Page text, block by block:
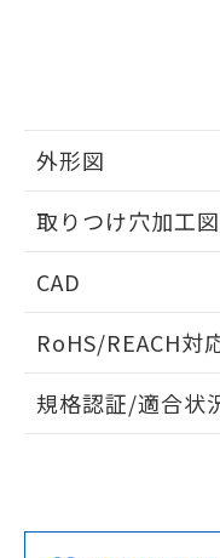
外形図
取りつけ穴加工図
CAD
ドすることができ
ロ
ダウンロードデータを
RoHS/REACH対
EU RoHS 注意事項
規格認証/適合状
※本証明書は
るもので、過
また、RoHS
物質の対応で
荷製品に未対
既に当社にて
していること
り、2022年1月